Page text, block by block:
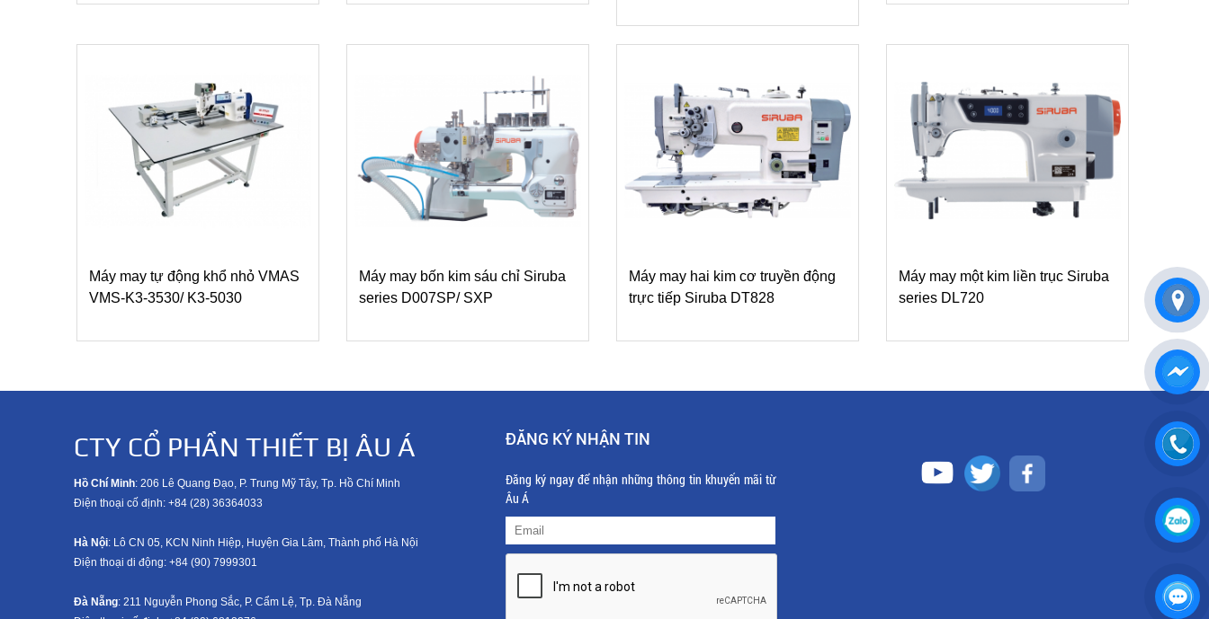
Máy may tự động khổ nhỏ VMAS
VMS-K3-3530/ K3-5030
Máy may bốn kim sáu chỉ Siruba
series D007SP/ SXP
Máy may hai kim cơ truyền động
trực tiếp Siruba DT828
Máy may một kim liền trục Siruba
series DL720
CTY CỔ PHẦN THIẾT BỊ ÂU Á
Hồ Chí Minh: 206 Lê Quang Đạo, P. Trung Mỹ Tây, Tp. Hồ Chí Minh
Điện thoại cố định: +84 (28) 36364033
Hà Nội: Lô CN 05, KCN Ninh Hiệp, Huyện Gia Lâm, Thành phố Hà Nội
Điện thoại di động: +84 (90) 7999301
Đà Nẵng: 211 Nguyễn Phong Sắc, P. Cẩm Lệ, Tp. Đà Nẵng
ĐĂNG KÝ NHẬN TIN
Đăng ký ngay để nhận những thông tin khuyến mãi từ
Âu Á